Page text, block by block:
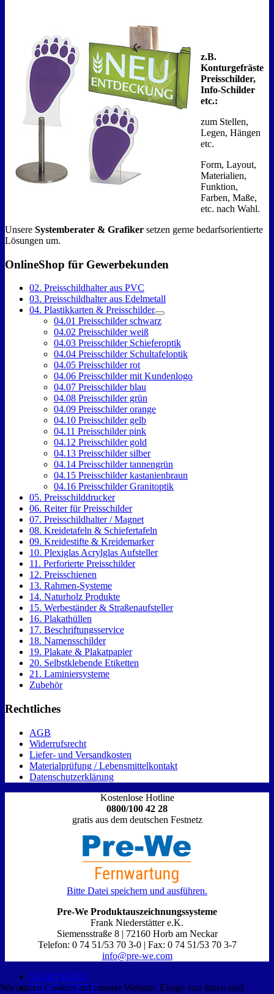
z.B.
Konturgefräste
Preisschilder,
Info-Schilder
etc.:
zum Stellen,
Legen, Hängen
etc.
Form, Layout,
Materialien,
Funktion,
Farben, Maße,
etc. nach Wahl.
Unsere Systemberater & Grafiker setzen gerne bedarfsorientierte
Lösungen um.
OnlineShop für Gewerbekunden
02. Preisschildhalter aus PVC
03. Preisschildhalter aus Edelmetall
04. Plastikkarten & Preisschilder
04.01 Preisschilder schwarz
04.02 Preisschilder weiß
04.03 Preisschilder Schieferoptik
04.04 Preisschilder Schultafeloptik
04.05 Preisschilder rot
04.06 Preisschilder mit Kundenlogo
04.07 Preisschilder blau
04.08 Preisschilder grün
04.09 Preisschilder orange
04.10 Preisschilder gelb
04.11 Preisschilder pink
04.12 Preisschilder gold
04.13 Preisschilder silber
04.14 Preisschilder tannengrün
04.15 Preisschilder kastanienbraun
04.16 Preisschilder Granitoptik
05. Preisschilddrucker
06. Reiter für Preisschilder
07. Preisschildhalter / Magnet
08. Kreidetafeln & Schiefertafeln
09. Kreidestifte & Kreidemarker
10. Plexiglas Acrylglas Aufsteller
11. Perforierte Preisschilder
12. Preisschienen
13. Rahmen-Systeme
14. Naturholz Produkte
15. Werbeständer & Straßenaufsteller
16. Plakathüllen
17. Beschriftungsservice
18. Namensschilder
19. Plakate & Plakatpapier
20. Selbstklebende Etiketten
21. Laminiersysteme
Zubehör
Rechtliches
AGB
Widerrufsrecht
Liefer- und Versandkosten
Materialprüfung / Lebensmittelkontakt
Datenschutzerklärung
Kostenlose Hotline
0800/100 42 28
gratis aus dem deutschen Festnetz
Bitte Datei speichern und ausführen.
Pre-We Produktauszeichnungssysteme
Frank Niederstätter e.K.
Siemensstraße 8 | 72160 Horb am Neckar
Telefon: 0 74 51/53 70 3-0 | Fax: 0 74 51/53 70 3-7
info@pre-we.com
STARTSEITE
FIRMENPROFIL
Wir nutzen Cookies auf unserer Website. Einige von ihnen sind